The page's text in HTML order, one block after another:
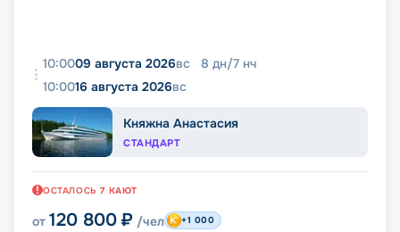
10:0009 августа 2026вс 8 дн/7 нч
10:0016 августа 2026вс
Княжна Анастасия
СТАНДАРТ
ОСТАЛОСЬ 7 КАЮТ
от 120 800 ₽ /чел +1 000